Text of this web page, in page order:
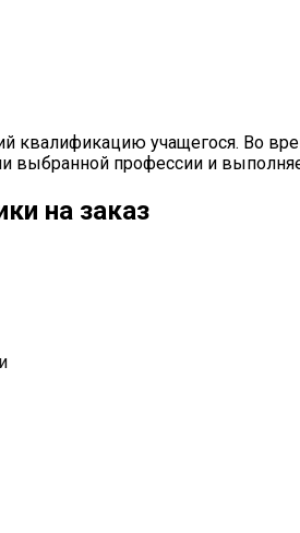
учащегося. Во
выбранной профессии и
на заказ